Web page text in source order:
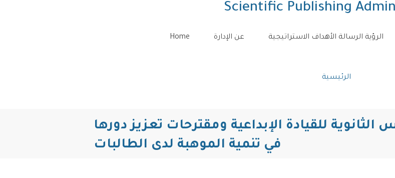
Scientific Publishing
Home عن الإدارة الرؤية الرسالة الأهداف الاستراتيجية
Breadcrumb
الرئيسية
للقيادة الإبداعية ومقترحات تعزيز دورها
في تنمية الموهبة لدى الطالبات